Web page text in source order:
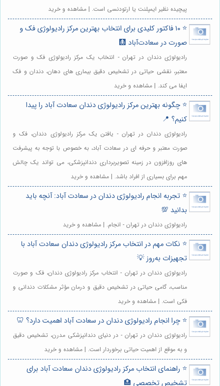
پیچیده نظیر ایمپلنت یا ارتودنسی است. | مشاهده و خرید
⭐️ ۱۰ فاکتور کلیدی برای انتخاب بهترین مرکز رادیولوژی فک و
صورت در سعادت‌آباد 🩻
رادیولوژی دندان در تهران - انتخاب یک مرکز رادیولوژی فک و صورت
معتبر، نقشی حیاتی در تشخیص دقیق بیماری های دهان، دندان و فک
ایفا می کند. | مشاهده و خرید
⭐️ چگونه بهترین مرکز رادیولوژی دندان سعادت آباد را پیدا
کنیم؟ 📍
رادیولوژی دندان در تهران - یافتن یک مرکز رادیولوژی دندان، فک و
صورت معتبر و حرفه ای در سعادت آباد، به خصوص با توجه به پیشرفت
های روزافزون در زمینه تصویربرداری دندانپزشکی، می تواند یک چالش
مهم برای بسیاری از افراد باشد. | مشاهده و خرید
⭐️ تجربه انجام رادیولوژی دندان در سعادت آباد: آنچه باید
بدانید 💯
رادیولوژی دندان در تهران - انجام. | مشاهده و خرید
⭐️ نکات مهم در انتخاب مرکز رادیولوژی دندان سعادت آباد با
تجهیزات به‌روز 💡
رادیولوژی دندان در تهران - انتخاب مرکز رادیولوژی دندان، فک و صورت
مناسب، گامی حیاتی در تشخیص دقیق و درمان مؤثر مشکلات دندانی و
فکی است. | مشاهده و خرید
⭐️ چرا انجام رادیولوژی دندان در سعادت آباد اهمیت دارد؟ 🦷
رادیولوژی دندان در تهران - در دنیای دندانپزشکی مدرن، تشخیص دقیق
و به موقع از اهمیت حیاتی برخوردار است. | مشاهده و خرید
⭐️ راهنمای انتخاب مرکز رادیولوژی دندان سعادت آباد برای
تشخیص تخصصی 🏥